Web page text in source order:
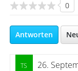
0
Antworten
26.